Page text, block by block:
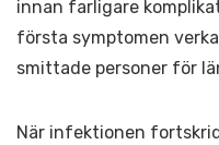
innan farligare
första symptomen
smittade personer för
När infektionen